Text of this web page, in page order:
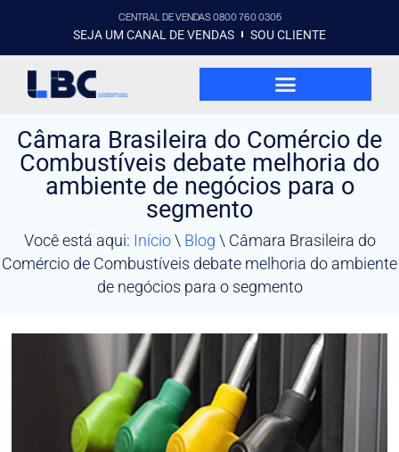
CENTRAL DE VENDAS 0800 760 0305
SEJA UM CANAL DE VENDAS SOU CLIENTE
Câmara Brasileira do Comércio de
Combustíveis debate melhoria do
ambiente de negócios para o
segmento
Você está aqui: Início\ Blog \ Câmara Brasileira do
Comércio de Combustíveis debate melhoria do ambiente
de negócios para o segmento